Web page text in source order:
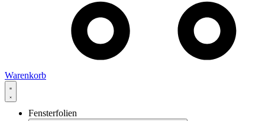
Warenkorb
Fensterfolien